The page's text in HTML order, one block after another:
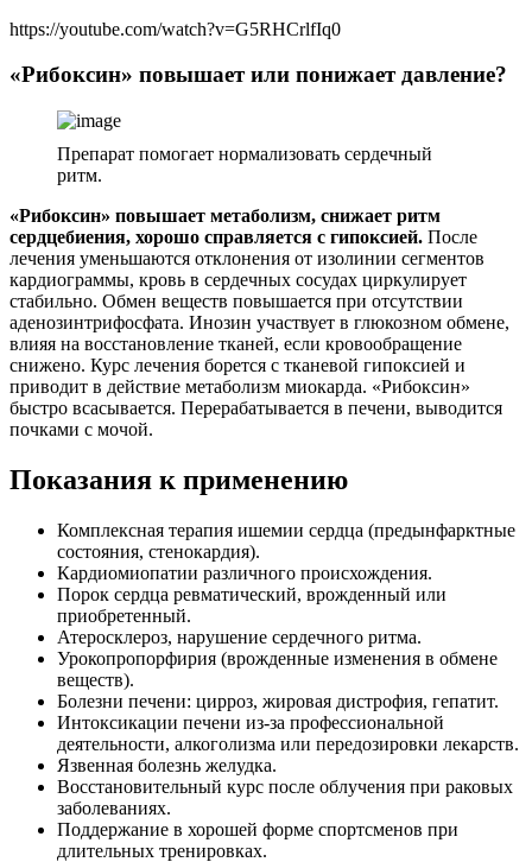
https://youtube.com/watch?v=G5RHCrlfIq0
«Рибоксин» повышает или понижает давление?
Препарат помогает нормализовать сердечный
ритм.
«Рибоксин» повышает метаболизм, снижает ритм
сердцебиения, хорошо справляется с гипоксией. После
лечения уменьшаются отклонения от изолинии сегментов
кардиограммы, кровь в сердечных сосудах циркулирует
стабильно. Обмен веществ повышается при отсутствии
аденозинтрифосфата. Инозин участвует в глюкозном обмене,
влияя на восстановление тканей, если кровообращение
снижено. Курс лечения борется с тканевой гипоксией и
приводит в действие метаболизм миокарда. «Рибоксин»
быстро всасывается. Перерабатывается в печени, выводится
почками с мочой.
Показания к применению
Комплексная терапия ишемии сердца (предынфарктные
состояния, стенокардия).
Кардиомиопатии различного происхождения.
Порок сердца ревматический, врожденный или
приобретенный.
Атеросклероз, нарушение сердечного ритма.
Урокопропорфирия (врожденные изменения в обмене
веществ).
Болезни печени: цирроз, жировая дистрофия, гепатит.
Интоксикации печени из-за профессиональной
деятельности, алкоголизма или передозировки лекарств.
Язвенная болезнь желудка.
Восстановительный курс после облучения при раковых
заболеваниях.
Поддержание в хорошей форме спортсменов при
длительных тренировках.